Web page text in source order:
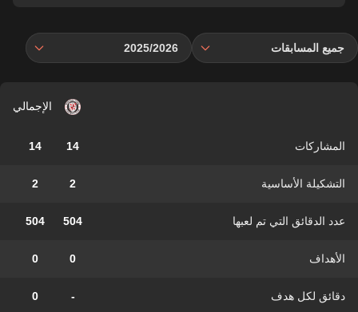
جميع المسابقات 2025/2026
الإجمالي
المشاركات 14
14
التشكيلة الأساسية 2
2
عدد الدقائق التي تم لعبها 504
504
الأهداف 0
0
دقائق لكل هدف -
0